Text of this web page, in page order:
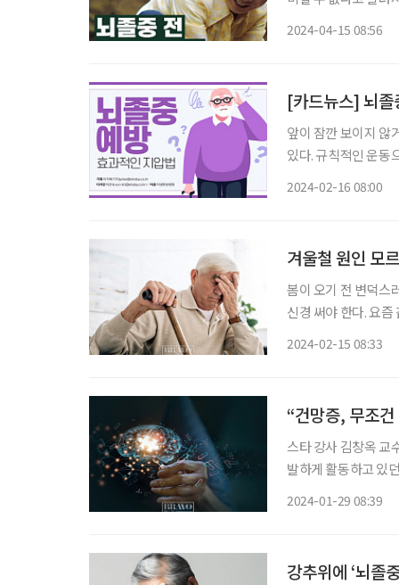
2024-04-15 08:56
[카드뉴스] 뇌졸
앞이 잠깐 보이지 않
있다. 규칙적인 운동
2024-02-16 08:00
겨울철 원인 모
봄이 오기 전 변덕스
신경 써야 한다. 요
2024-02-15 08:33
“건망증, 무조
스타 강사 김창옥 교
발하게 활동하고 있
2024-01-29 08:39
강추위에 ‘뇌졸